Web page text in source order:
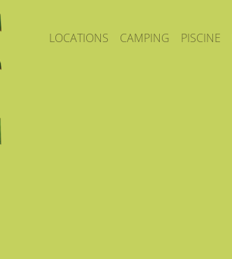
LOCATIONS CAMPING PISCINE